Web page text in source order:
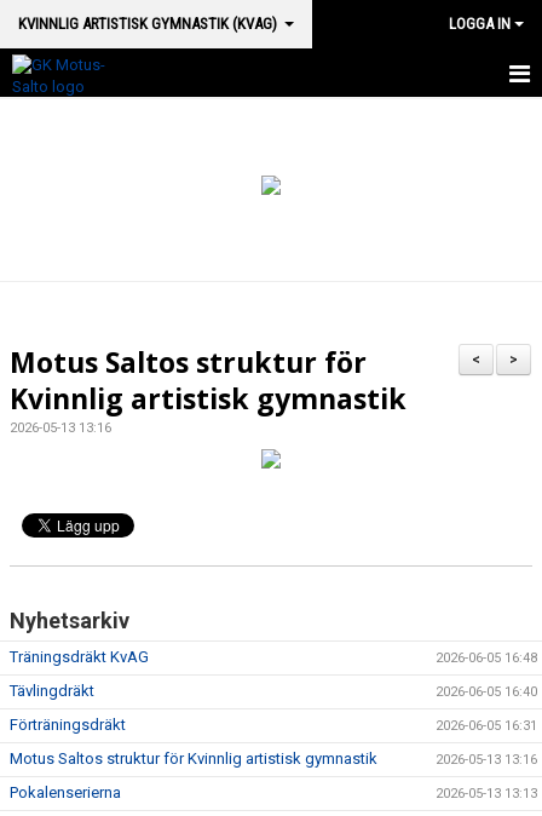
KVINNLIG ARTISTISK GYMNASTIK (KVAG) LOGGA IN
>
<
Motus Saltos struktur för
Kvinnlig artistisk gymnastik
2026-05-13 13:16
Nyhetsarkiv
Träningsdräkt KvAG 2026-06-05 16:48
Tävlingdräkt 2026-06-05 16:40
Förträningsdräkt 2026-06-05 16:31
Motus Saltos struktur för Kvinnlig artistisk gymnastik 2026-05-13 13:16
Pokalenserierna 2026-05-13 13:13